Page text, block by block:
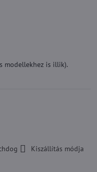
modellekhez is illik).
Kiszállítás módja